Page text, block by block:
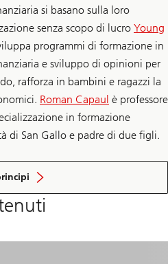
si basano sulla loro
senza scopo di lucro Young
programmi di formazione in
e sviluppo di opinioni per
rafforza in bambini e ragazzi la
Roman Capaul è professore
in formazione
di San Gallo e padre di due figli.